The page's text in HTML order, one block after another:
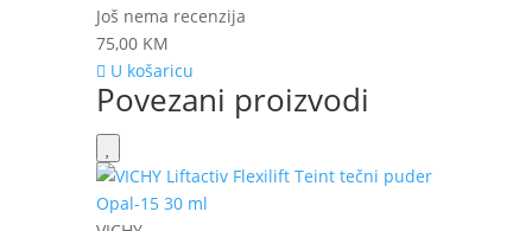
Još nema recenzija
75,00 KM
U košaricu
Povezani proizvodi